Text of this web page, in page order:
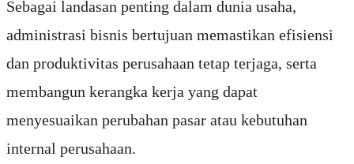
Sebagai landasan penting dalam dunia usaha,
administrasi bisnis bertujuan memastikan efisiensi
dan produktivitas perusahaan tetap terjaga, serta
membangun kerangka kerja yang dapat
menyesuaikan perubahan pasar atau kebutuhan
internal perusahaan.